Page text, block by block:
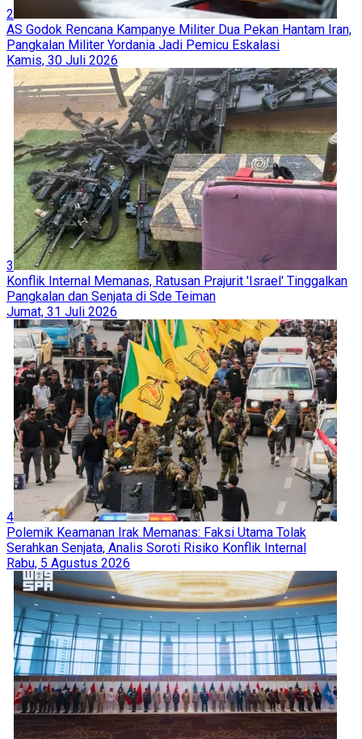
2
AS Godok Rencana Kampanye Militer Dua Pekan Hantam Iran,
Pangkalan Militer Yordania Jadi Pemicu Eskalasi
Kamis, 30 Juli 2026
3
Konflik Internal Memanas, Ratusan Prajurit 'Israel' Tinggalkan
Pangkalan dan Senjata di Sde Teiman
Jumat, 31 Juli 2026
4
Polemik Keamanan Irak Memanas: Faksi Utama Tolak
Serahkan Senjata, Analis Soroti Risiko Konflik Internal
Rabu, 5 Agustus 2026